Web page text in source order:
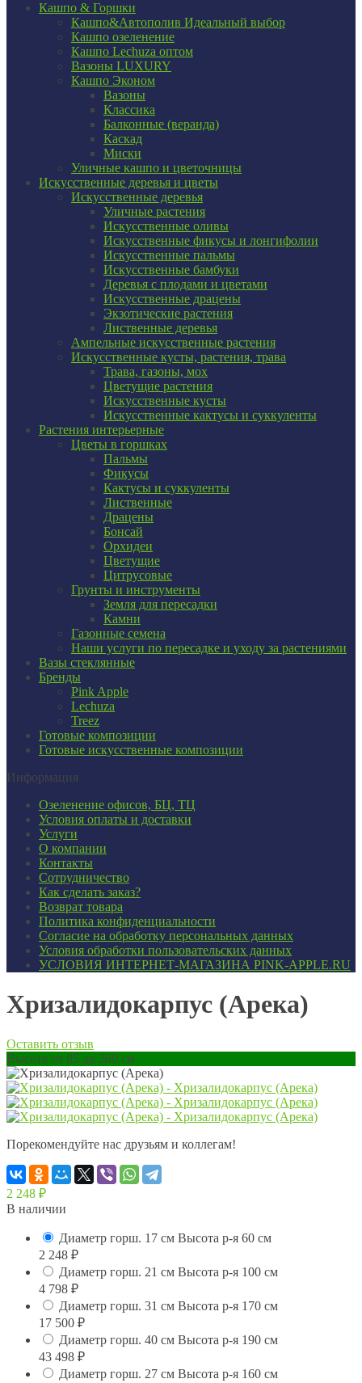
Кашпо & Горшки
Кашпо&Автополив Идеальный выбор
Кашпо озеленение
Кашпо Lechuza оптом
Вазоны LUXURY
Кашпо Эконом
Вазоны
Классика
Балконные (веранда)
Каскад
Миски
Уличные кашпо и цветочницы
Искусственные деревья и цветы
Искусственные деревья
Уличные растения
Искусственные оливы
Искусственные фикусы и лонгифолии
Искусственные пальмы
Искусственные бамбуки
Деревья с плодами и цветами
Искусственные драцены
Экзотические растения
Лиственные деревья
Ампельные искусственные растения
Искусственные кусты, растения, трава
Трава, газоны, мох
Цветущие растения
Искусственные кусты
Искусственные кактусы и суккуленты
Растения интерьерные
Цветы в горшках
Пальмы
Фикусы
Кактусы и суккуленты
Лиственные
Драцены
Бонсай
Орхидеи
Цветущие
Цитрусовые
Грунты и инструменты
Земля для пересадки
Камни
Газонные семена
Наши услуги по пересадке и уходу за растениями
Вазы стеклянные
Бренды
Pink Apple
Lechuza
Treez
Готовые композиции
Готовые искусственные композиции
Информация
Озеленение офисов, БЦ, ТЦ
Условия оплаты и доставки
Услуги
О компании
Контакты
Сотрудничество
Как сделать заказ?
Возврат товара
Политика конфиденциальности
Согласие ​на обработку персональных данных
Условия обработки пользовательских данных
УСЛОВИЯ ИНТЕРНЕТ-МАГАЗИНА PINK-APPLE.RU
Хризалидокарпус (Арека)
Оставить отзыв
Высота от 85 до 260 см
Порекомендуйте нас друзьям и коллегам!
2 248 ₽
В наличии
Диаметр горш. 17 см Высота р-я 60 см
2 248 ₽
Диаметр горш. 21 см Высота р-я 100 см
4 798 ₽
Диаметр горш. 31 см Высота р-я 170 см
17 500 ₽
Диаметр горш. 40 см Высота р-я 190 см
43 498 ₽
Диаметр горш. 27 см Высота р-я 160 см